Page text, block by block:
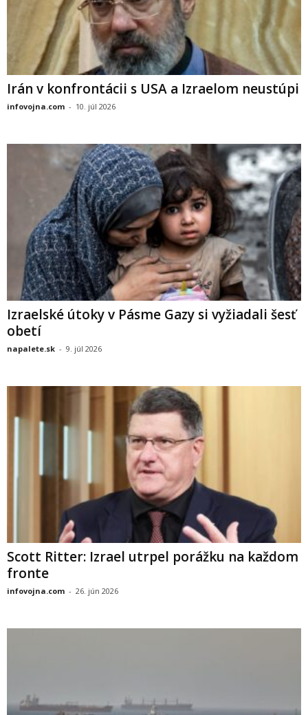
Irán v konfrontácii s USA a Izraelom neustúpi
infovojna.com - 10. júl 2026
Izraelské útoky v Pásme Gazy si vyžiadali šesť
obetí
napalete.sk - 9. júl 2026
Scott Ritter: Izrael utrpel porážku na každom
fronte
infovojna.com - 26. jún 2026